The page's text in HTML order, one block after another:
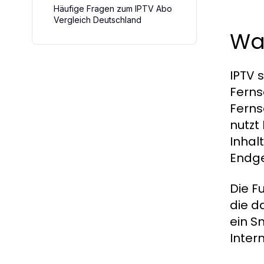
Häufige Fragen zum IPTV Abo
Vergleich Deutschland
IPTV
nutzt
Die
die
ein